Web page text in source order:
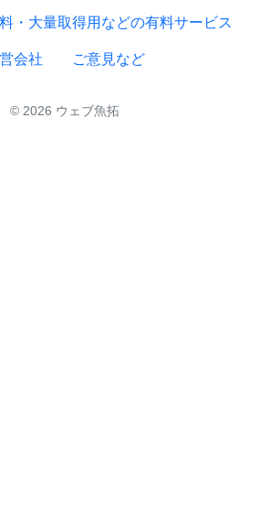
・大量取得用などの有料サービス
会社 ご意見など
© 2026 ウェブ魚拓